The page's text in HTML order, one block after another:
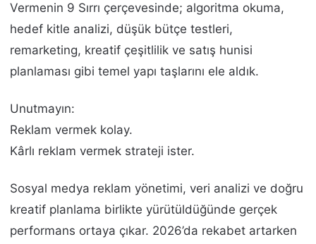
Vermenin 9 Sırrı çerçevesinde; algoritma okuma,
hedef kitle analizi, düşük bütçe testleri,
remarketing, kreatif çeşitlilik ve satış hunisi
planlaması gibi temel yapı taşlarını ele aldık.
Unutmayın:
Reklam vermek kolay.
Kârlı reklam vermek strateji ister.
Sosyal medya reklam yönetimi, veri analizi ve doğru
kreatif planlama birlikte yürütüldüğünde gerçek
performans ortaya çıkar. 2026’da rekabet artarken